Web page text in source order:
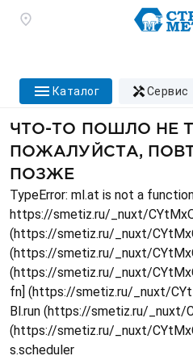
каталог сервис
ЧТО-ТО ПОШЛО НЕ
ПОЖАЛУЙСТА,
ПОЗЖЕ
TypeError: ml.at is not a
https://smetiz.ru/_nuxt/
(https://smetiz.ru/_nuxt/
(https://smetiz.ru/_nuxt/
(https://smetiz.ru/_nuxt/
fn] (https://smetiz.ru/_nuxt/
Bl.run (https://smetiz.ru/_nuxt/
(https://smetiz.ru/_nuxt/
s.scheduler